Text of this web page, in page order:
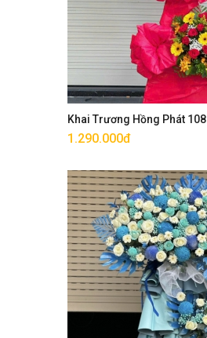
Khai Trương Hồng Phát 108
1.290.000đ
Mua ngay